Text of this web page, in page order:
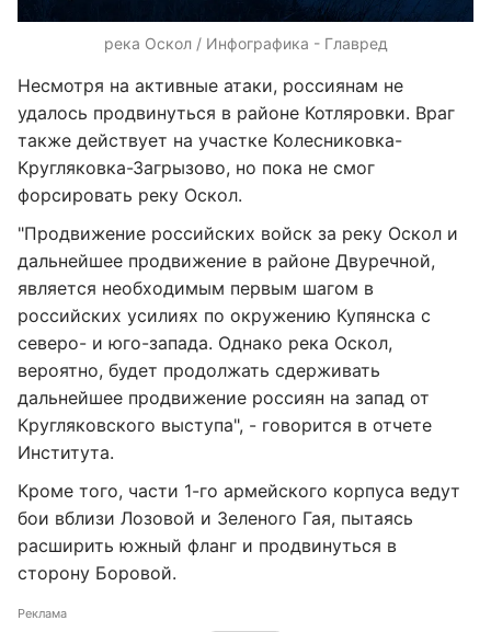
река Оскол / Инфографика - Главред
Несмотря на активные атаки, россиянам не
удалось продвинуться в районе Котляровки. Враг
также действует на участке Колесниковка-
Кругляковка-Загрызово, но пока не смог
форсировать реку Оскол.
"Продвижение российских войск за реку Оскол и
дальнейшее продвижение в районе Двуречной,
является необходимым первым шагом в
российских усилиях по окружению Купянска с
северо- и юго-запада. Однако река Оскол,
вероятно, будет продолжать сдерживать
дальнейшее продвижение россиян на запад от
Кругляковского выступа", - говорится в отчете
Института.
Кроме того, части 1-го армейского корпуса ведут
бои вблизи Лозовой и Зеленого Гая, пытаясь
расширить южный фланг и продвинуться в
сторону Боровой.
Реклама